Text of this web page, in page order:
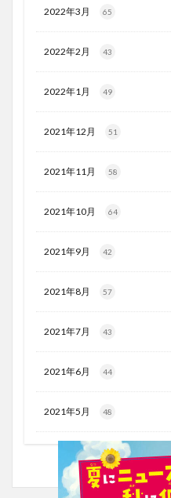
2022年3月 65
2022年2月 43
2022年1月 49
2021年12月 51
2021年11月 58
2021年10月 64
2021年9月 42
2021年8月 57
2021年7月 43
2021年6月 44
2021年5月 48